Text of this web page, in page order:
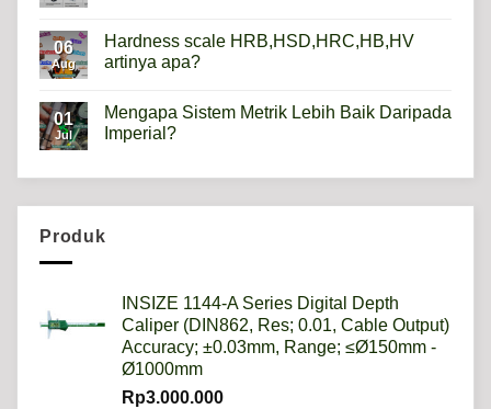
Mikroskop
Metalurgi
Apa
06
Aug
Hardness scale HRB,HSD,HRC,HB,HV
artinya apa?
on
Hardness
scale
01
Jul
Mengapa Sistem Metrik Lebih Baik Daripada
Imperial?
Lebih
Produk
INSIZE 1144-A Series Digital Depth
Caliper (DIN862, Res; 0.01, Cable Output)
Accuracy; ±0.03mm, Range; ≤Ø150mm -
Ø1000mm
Rp3.000.000